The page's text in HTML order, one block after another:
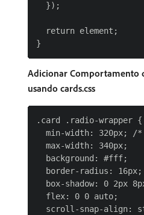
  });
  return element;
Adicionar Comportamento
usando cards.css
.card .radio-wrapper {
min-width: 320px; /
  max-width: 340px;
  background: #fff;
  border-radius: 16px;
box-shadow: 0 2px
  flex: 0 0 auto;
scroll-snap-align: